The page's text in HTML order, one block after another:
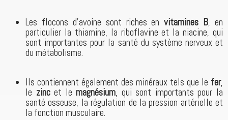
Les flocons d'avoine sont riches envitamines B, en
particulier la thiamine, la riboflavine et la niacine, qui
sont importantes pour la santé du système nerveux et
du métabolisme.
Ils contiennent également des minéraux tels que le fer,
le zincet lemagnésium, qui sont importants pour la
santé osseuse, la régulation de la pression artérielle et
la fonction musculaire.